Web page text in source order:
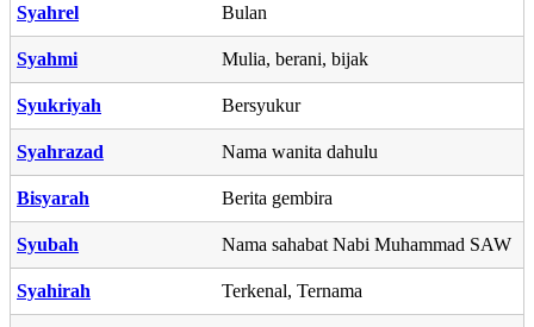
Syahrel Bulan
Syahmi Mulia, berani, bijak
Syukriyah Bersyukur
Syahrazad Nama wanita dahulu
Bisyarah Berita gembira
Syubah Nama sahabat Nabi Muhammad SAW
Syahirah Terkenal, Ternama